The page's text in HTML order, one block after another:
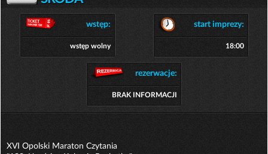
wstęp:
wstęp wolny
start imprezy:
18:00
rezerwacje:
BRAK INFORMACJI
XVI Opolski Maraton Czytania